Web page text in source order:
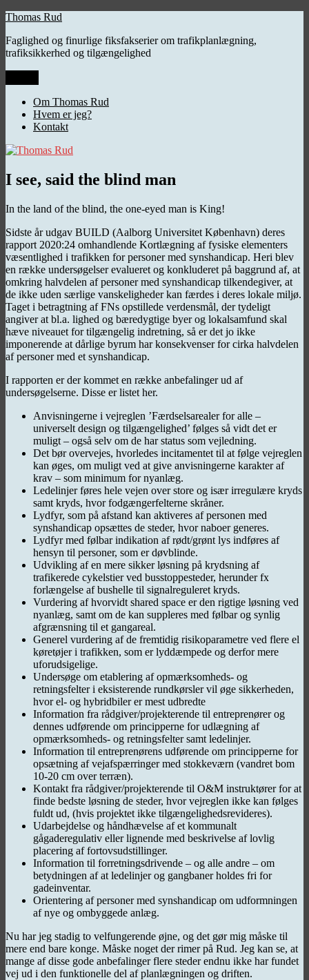
Videre
indhold
Thomas Rud
Faglighed og finurlige fiksfakserier om trafikplanlægning,
trafiksikkerhed og tilgængelighed
Om Thomas Rud
Hvem er jeg?
Kontakt
I see, said the blind man
In the land of the blind, the one-eyed man is King!
Sidste år udgav BUILD (Aalborg Universitet København) deres
rapport 2020:24 omhandlende Kortlægning af fysiske elementers
væsentlighed i trafikken for personer med synshandicap. Heri blev
en række undersøgelser evalueret og konkluderet på baggrund af, at
omkring halvdelen af personer med synshandicap tilkendegiver, at
de ikke uden særlige vanskeligheder kan færdes i deres lokale miljø.
Taget i betragtning af FNs opstillede verdensmål, der tydeligt
angiver at bl.a. lighed og bæredygtige byer og lokalsamfund skal
hæve niveauet for tilgængelig indretning, så er det jo ikke
imponerende at dårlige byrum har konsekvenser for cirka halvdelen
af personer med et synshandicap.
I rapporten er der kommet en række anbefalinger ud af
undersøgelserne. Disse er listet her.
Anvisningerne i vejreglen ’Færdselsarealer for alle –
universelt design og tilgængelighed’ følges så vidt det er
muligt – også selv om de har status som vejledning.
Det bør overvejes, hvorledes incitamentet til at følge vejreglen
kan øges, om muligt ved at give anvisningerne karakter af
krav – som minimum for nyanlæg.
Ledelinjer føres hele vejen over store og især irregulære kryds
samt kryds, hvor fodgængerfelterne skråner.
Lydfyr, som på afstand kan aktiveres af personen med
synshandicap opsættes de steder, hvor naboer generes.
Lydfyr med følbar indikation af rødt/grønt lys indføres af
hensyn til personer, som er døvblinde.
Udvikling af en mere sikker løsning på krydsning af
trafikerede cykelstier ved busstoppesteder, herunder fx
forlængelse af bushelle til signalreguleret kryds.
Vurdering af hvorvidt shared space er den rigtige løsning ved
nyanlæg, samt om de kan suppleres med følbar og synlig
afgrænsning til et gangareal.
Generel vurdering af de fremtidig risikoparametre ved flere el
køretøjer i trafikken, som er lyddæmpede og derfor mere
uforudsigelige.
Undersøge om etablering af opmærksomheds- og
retningsfelter i eksisterende rundkørsler vil øge sikkerheden,
hvor el- og hybridbiler er mest udbredte
Information fra rådgiver/projekterende til entreprenører og
dennes udførende om principperne for udlægning af
opmærksomheds- og retningsfelter samt ledelinjer.
Information til entreprenørens udførende om principperne for
opsætning af vejafspærringer med stokkeværn (vandret bom
10-20 cm over terræn).
Kontakt fra rådgiver/projekterende til O&M instruktører for at
finde bedste løsning de steder, hvor vejreglen ikke kan følges
fuldt ud, (hvis projektet ikke tilgængelighedsrevideres).
Udarbejdelse og håndhævelse af et kommunalt
gågaderegulativ eller lignende med beskrivelse af lovlig
placering af fortovsudstillinger.
Information til forretningsdrivende – og alle andre – om
betydningen af at ledelinjer og gangbaner holdes fri for
gadeinventar.
Orientering af personer med synshandicap om udformningen
af nye og ombyggede anlæg.
Nu har jeg stadig to velfungerende øjne, og det gør mig måske til
mere end bare konge. Måske noget der rimer på Rud. Jeg kan se, at
mange af disse gode anbefalinger flere steder endnu ikke har fundet
vej ud i den funktionelle del af planlægningen og driften.